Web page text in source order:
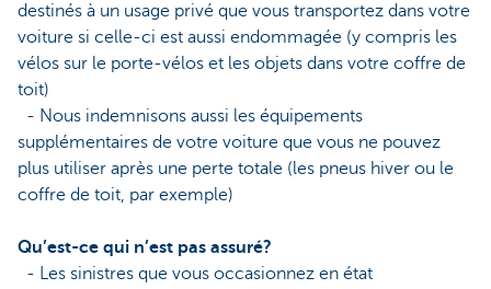
destinés à un usage privé que vous transportez dans votre
voiture si celle-ci est aussi endommagée (y compris les
vélos sur le porte-vélos et les objets dans votre coffre de
toit)
- Nous indemnisons aussi les équipements
supplémentaires de votre voiture que vous ne pouvez
plus utiliser après une perte totale (les pneus hiver ou le
coffre de toit, par exemple)
Qu’est-ce qui n’est pas assuré?
- Les sinistres que vous occasionnez en état